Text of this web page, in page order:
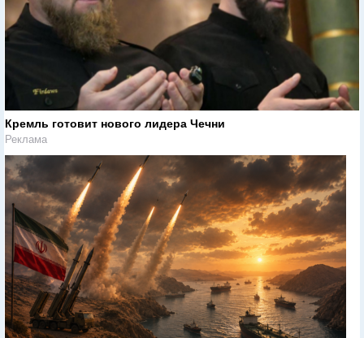
Кремль готовит нового лидера Чечни
Реклама